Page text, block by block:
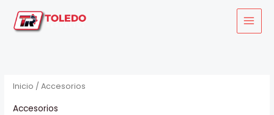
Inicio / Accesorios
Accesorios